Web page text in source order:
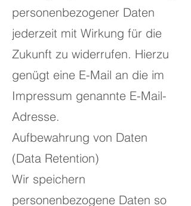
personenbezogener Daten
jederzeit mit Wirkung für die
Zukunft zu widerrufen. Hierzu
genügt eine E-Mail an die im
Impressum genannte E-Mail-
Adresse.
Aufbewahrung von Daten
(Data Retention)
Wir speichern
personenbezogene Daten so